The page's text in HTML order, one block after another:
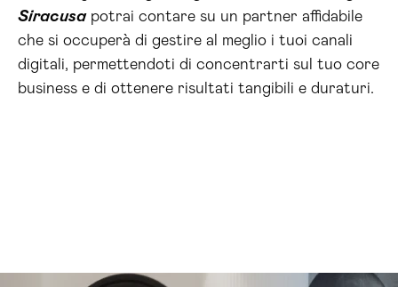
Siracusapotrai contare su un partner affidabile
che si occuperà di gestire al meglio i tuoi canali
digitali, permettendoti di concentrarti sul tuo core
business e di ottenere risultati tangibili e duraturi.